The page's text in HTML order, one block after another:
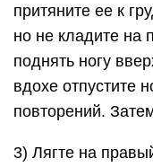
притяните ее к
но не кладите на
поднять ногу
вдохе отпустите
повторений.
3) Лягте на